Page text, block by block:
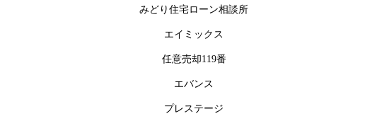
みどり住宅ローン相談所
エイミックス
任意売却119番
エバンス
プレステージ